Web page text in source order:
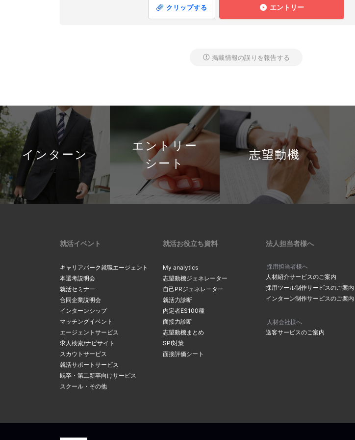
クリップする エントリー
掲載情報の誤りを報告する
インターン
エントリー
シート
志望動機
就活イベント
キャリアパーク就職エージェント
本選考説明会
就活セミナー
合同企業説明会
インターンシップ
マッチングイベント
エージェントサービス
求人検索/ナビサイト
スカウトサービス
就活サポートサービス
既卒・第二新卒向けサービス
スクール・その他
就活お役立ち資料
My analytics
志望動機ジェネレーター
自己PRジェネレーター
就活力診断
内定者ES100種
面接力診断
志望動機まとめ
SPI対策
面接評価シート
法人担当者様へ
採用担当者様へ
人材紹介サービスのご案内
採用ツール制作サービスのご案内
インターン制作サービスのご案内
人材会社様へ
送客サービスのご案内